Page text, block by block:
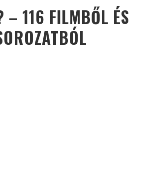
– 116 FILMBŐL ÉS